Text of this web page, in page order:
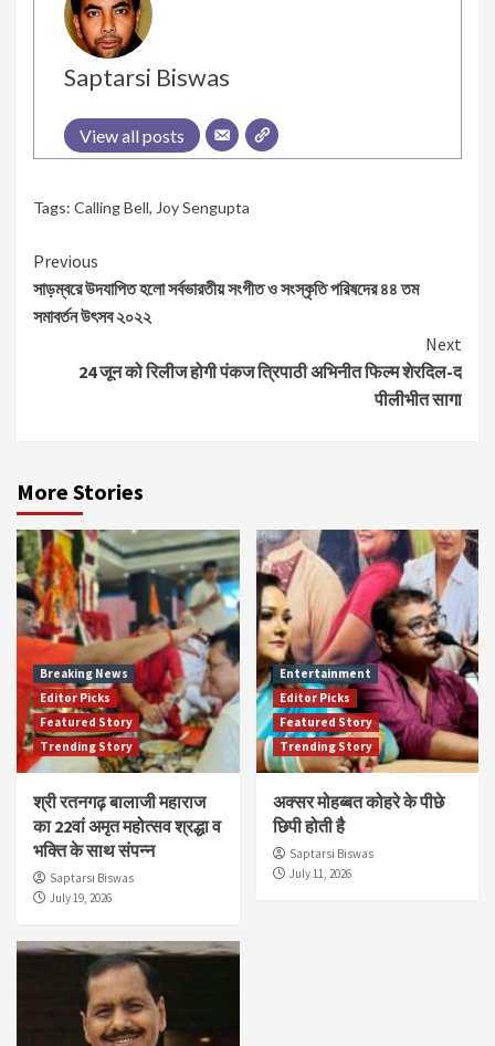
Saptarsi Biswas
View all posts
Tags: Calling Bell, Joy Sengupta
Continue
Reading
Previous
সাড়ম্বরে উদযাপিত হলো সর্বভারতীয় সংগীত ও সংস্কৃতি পরিষদের ৪৪ তম
সমাবর্তন উৎসব ২০২২
Next
24 जून को रिलीज होगी पंकज त्रिपाठी अभिनीत फिल्म शेरदिल-द
पीलीभीत सागा
More Stories
Breaking News
Editor Picks
Featured Story
Trending Story
श्री रतनगढ़ बालाजी महाराज
का 22वां अमृत महोत्सव श्रद्धा व
भक्ति के साथ संपन्न
Saptarsi Biswas
July 19, 2026
Entertainment
Editor Picks
Featured Story
Trending Story
अक्सर मोहब्बत कोहरे के पीछे
छिपी होती है
Saptarsi Biswas
July 11, 2026